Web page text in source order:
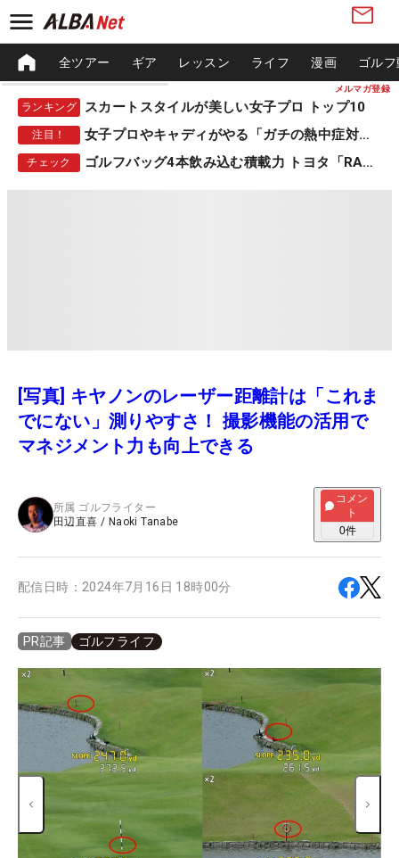
メルマガ登録
全ツアー ギア レッスン ライフ 漫画 ゴル
ランキング スカートスタイルが美しい女子プロ トップ10
注目！ 女子プロやキャディがやる「ガチの熱中症対策」
チェック ゴルフバッグ4本飲み込む積載力 トヨタ「RAV4」
[写真] キヤノンのレーザー距離計は「これま
でにない」測りやすさ！ 撮影機能の活用で
マネジメント力も向上できる
所属 ゴルフライター
田辺直喜 / Naoki Tanabe
コメン
ト
0件
配信日時： 2024年7月16日 18時00分
PR記事 ゴルフライフ